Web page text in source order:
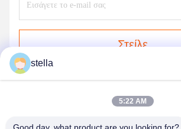
Στείλε
stella
5:22 AM